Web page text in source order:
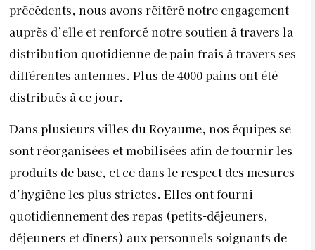
précédents, nous avons réitéré notre engagement
auprès d’elle et renforcé notre soutien à travers la
distribution quotidienne de pain frais à travers ses
différentes antennes. Plus de 4000 pains ont été
distribués à ce jour.
Dans plusieurs villes du Royaume, nos équipes se
sont réorganisées et mobilisées afin de fournir les
produits de base, et ce dans le respect des mesures
d’hygiène les plus strictes. Elles ont fourni
quotidiennement des repas (petits-déjeuners,
déjeuners et dîners) aux personnels soignants de